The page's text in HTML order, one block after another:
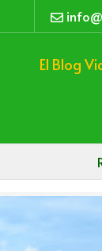
El Blog